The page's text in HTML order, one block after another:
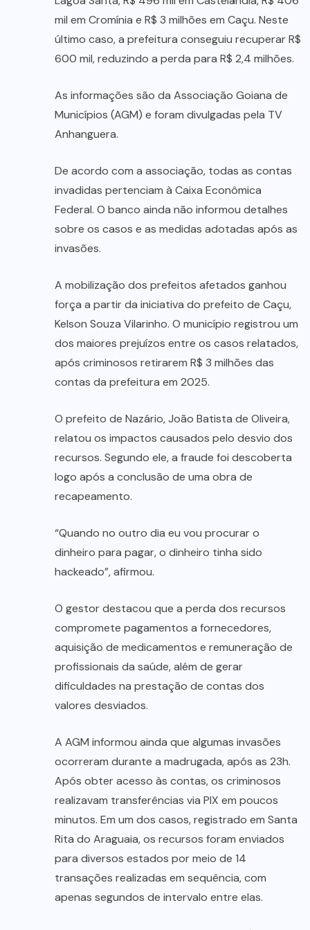
mil em Cromínia e R$ 3 milhões em Caçu. Neste
último caso, a prefeitura conseguiu recuperar R$
600 mil, reduzindo a perda para R$ 2,4 milhões.
As informações são da Associação Goiana de
Municípios (AGM) e foram divulgadas pela TV
Anhanguera.
De acordo com a associação, todas as contas
invadidas pertenciam à Caixa Econômica
Federal. O banco ainda não informou detalhes
sobre os casos e as medidas adotadas após as
invasões.
A mobilização dos prefeitos afetados ganhou
força a partir da iniciativa do prefeito de Caçu,
Kelson Souza Vilarinho. O município registrou um
dos maiores prejuízos entre os casos relatados,
após criminosos retirarem R$ 3 milhões das
contas da prefeitura em 2025.
O prefeito de Nazário, João Batista de Oliveira,
relatou os impactos causados pelo desvio dos
recursos. Segundo ele, a fraude foi descoberta
logo após a conclusão de uma obra de
recapeamento.
“Quando no outro dia eu vou procurar o
dinheiro para pagar, o dinheiro tinha sido
hackeado”, afirmou.
O gestor destacou que a perda dos recursos
compromete pagamentos a fornecedores,
aquisição de medicamentos e remuneração de
profissionais da saúde, além de gerar
dificuldades na prestação de contas dos
valores desviados.
A AGM informou ainda que algumas invasões
ocorreram durante a madrugada, após as 23h.
Após obter acesso às contas, os criminosos
realizavam transferências via PIX em poucos
minutos. Em um dos casos, registrado em Santa
Rita do Araguaia, os recursos foram enviados
para diversos estados por meio de 14
transações realizadas em sequência, com
apenas segundos de intervalo entre elas.